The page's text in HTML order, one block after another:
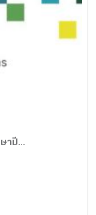
าปี...